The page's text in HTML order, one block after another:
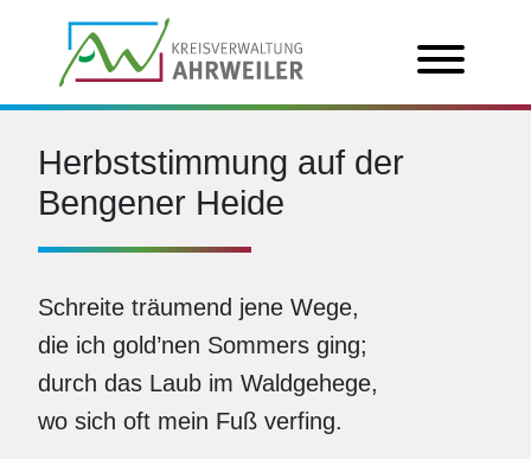
Herbststimmung auf der
Bengener Heide
Schreite träumend jene Wege,
die ich gold’nen Sommers ging;
durch das Laub im Waldgehege,
wo sich oft mein Fuß verfing.